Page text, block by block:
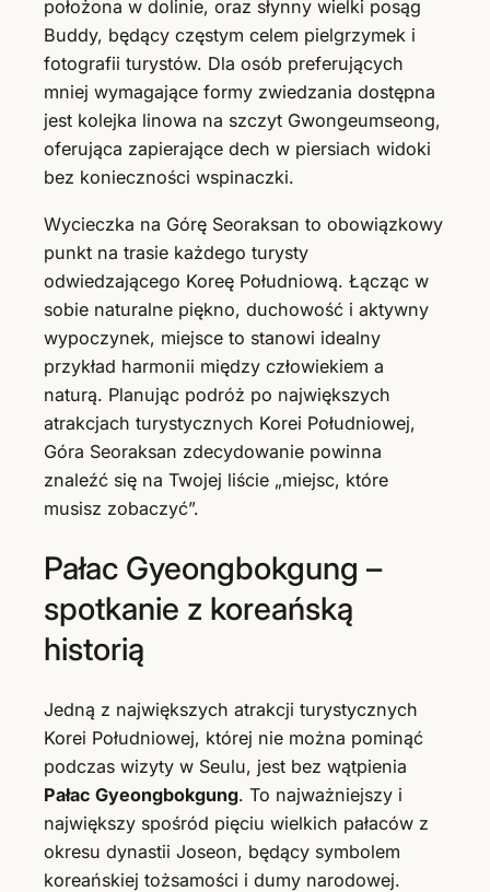
położona w dolinie, oraz słynny wielki posąg
Buddy, będący częstym celem pielgrzymek i
fotografii turystów. Dla osób preferujących
mniej wymagające formy zwiedzania dostępna
jest kolejka linowa na szczyt Gwongeumseong,
oferująca zapierające dech w piersiach widoki
bez konieczności wspinaczki.
Wycieczka na Górę Seoraksan to obowiązkowy
punkt na trasie każdego turysty
odwiedzającego Koreę Południową. Łącząc w
sobie naturalne piękno, duchowość i aktywny
wypoczynek, miejsce to stanowi idealny
przykład harmonii między człowiekiem a
naturą. Planując podróż po największych
atrakcjach turystycznych Korei Południowej,
Góra Seoraksan zdecydowanie powinna
znaleźć się na Twojej liście „miejsc, które
musisz zobaczyć”.
Pałac Gyeongbokgung –
spotkanie z koreańską
historią
Jedną z największych atrakcji turystycznych
Korei Południowej, której nie można pominąć
podczas wizyty w Seulu, jest bez wątpienia
Pałac Gyeongbokgung. To najważniejszy i
największy spośród pięciu wielkich pałaców z
okresu dynastii Joseon, będący symbolem
koreańskiej tożsamości i dumy narodowej.